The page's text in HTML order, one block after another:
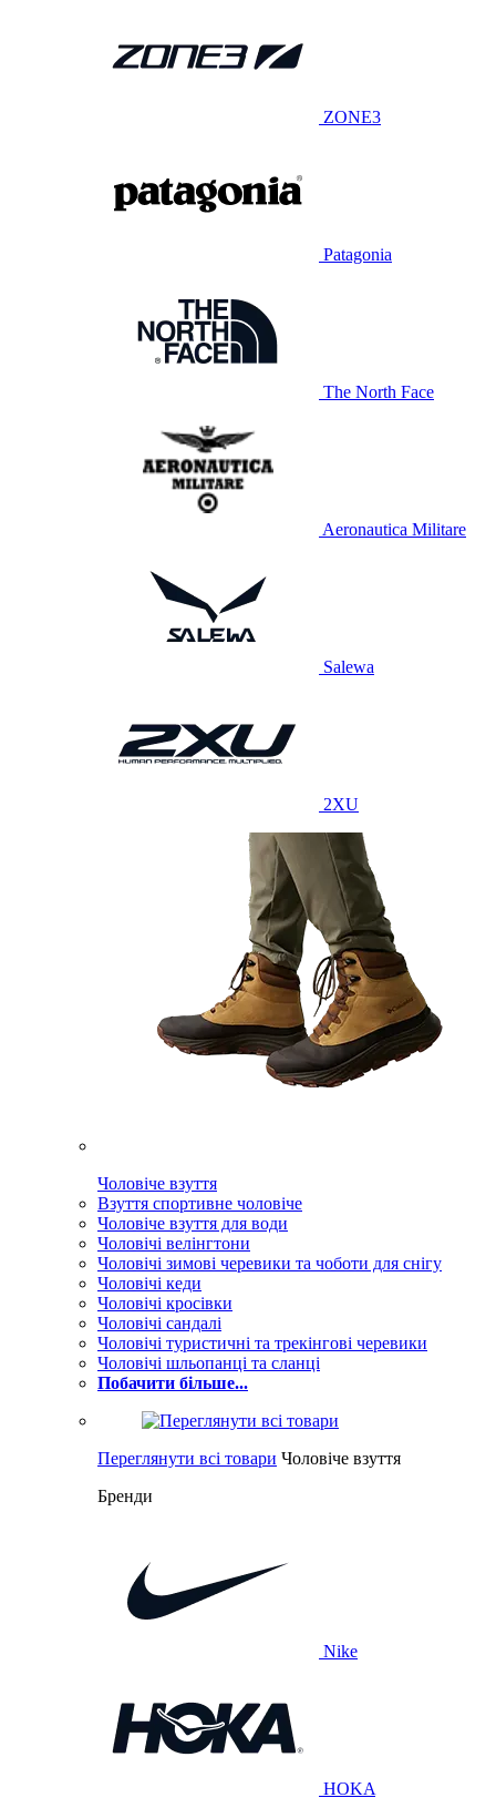
ZONE3
Patagonia
The North Face
Aeronautica Militare
Salewa
2XU
Чоловіче взуття
Взуття спортивне чоловіче
Чоловіче взуття для води
Чоловічі велінгтони
Чоловічі зимові черевики та чоботи для снігу
Чоловічі кеди
Чоловічі кросівки
Чоловічі сандалі
Чоловічі туристичні та трекінгові черевики
Чоловічі шльопанці та сланці
Побачити більше...
Переглянути всі товари Чоловіче взуття
Бренди
Nike
HOKA